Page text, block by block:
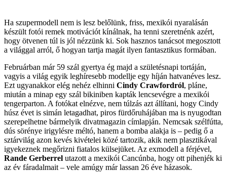
Ha szupermodell nem is lesz belőlünk, friss, mexikói nyaralásán
készült fotói remek motivációt kínálnak, ha tenni szeretnénk azért,
hogy ötvenen túl is jól nézzünk ki. Sok hasznos tanácsot megosztott
a világgal arról, ő hogyan tartja magát ilyen fantasztikus formában.
Februárban már 59 szál gyertya ég majd a születésnapi tortáján,
vagyis a világ egyik leghíresebb modellje egy híján hatvanéves lesz.
Ezt ugyanakkor elég nehéz elhinni Cindy Crawfordról, pláne,
miután a minap egy szál bikiniben kapták lencsevégre a mexikói
tengerparton. A fotókat elnézve, nem túlzás azt állítani, hogy Cindy
húsz évet is simán letagadhat, piros fürdőruhájában ma is nyugodtan
szerepelhetne bármelyik divatmagazin címlapján. Nemcsak szélfútta,
dús sörénye irigylésre méltó, hanem a bomba alakja is – pedig ő a
sztárvilág azon kevés kivételei közé tartozik, akik nem plasztikával
igyekeznek megőrizni fiatalos külsejüket. Az exmodell a férjével,
Rande Gerberrel utazott a mexikói Cancúnba, hogy ott pihenjék ki
az év fáradalmait – vele amúgy már lassan 26 éve házasok.